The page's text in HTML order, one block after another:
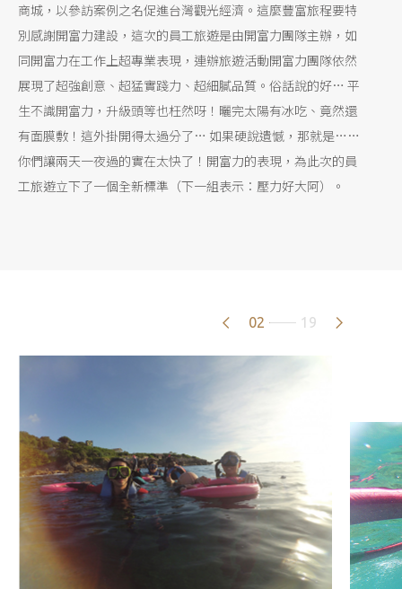
商城，以參訪案例之名促進台灣觀光經濟。這麼豐富旅程要特
別感謝開富力建設，這次的員工旅遊是由開富力團隊主辦，如
同開富力在工作上超專業表現，連辦旅遊活動開富力團隊依然
展現了超強創意、超猛實踐力、超細膩品質。俗話說的好… 平
生不識開富力，升級頭等也枉然呀！曬完太陽有冰吃、竟然還
有面膜敷！這外掛開得太過分了… 如果硬說遺憾，那就是……
你們讓兩天一夜過的實在太快了！開富力的表現，為此次的員
工旅遊立下了一個全新標準（下一組表示：壓力好大阿）。
02 19